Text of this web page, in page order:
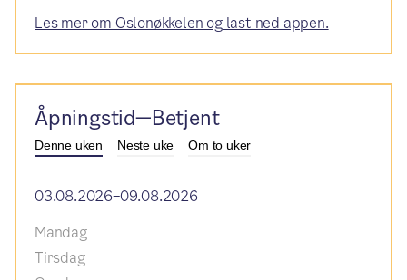
Les mer om Oslonøkkelen og last ned appen.
Åpningstid—Betjent
Denne uken Neste uke Om to uker
03.08.2026–09.08.2026
Mandag
Tirsdag